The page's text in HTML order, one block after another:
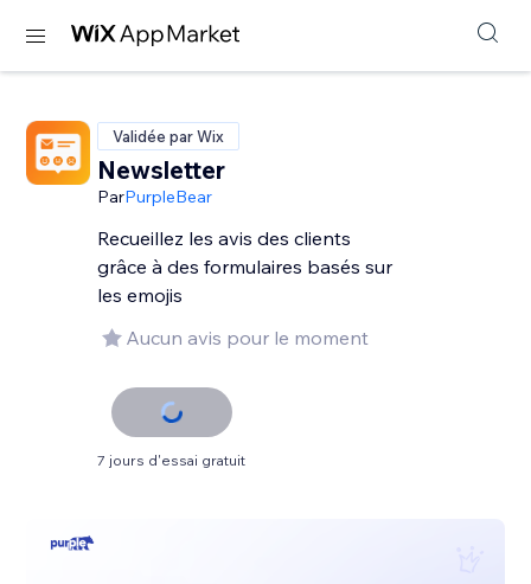
Validée par Wix
Newsletter
ParPurpleBear
Recueillez les avis des clients
grâce à des formulaires basés sur
les emojis
Aucun avis pour le moment
7 jours d'essai gratuit